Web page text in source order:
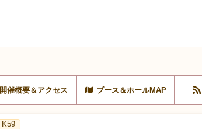
開催概要＆アクセス ブース＆ホールMAP
K59